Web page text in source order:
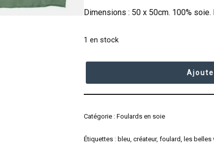
Dimensions : 50 x 50cm. 100%
1 en stock
Catégorie :Foulards en soie
Étiquettes : bleu,créateur,foulard, les